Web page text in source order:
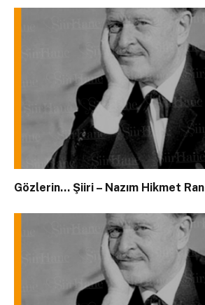
Gözlerin… Şiiri – Nazım Hikmet Ran